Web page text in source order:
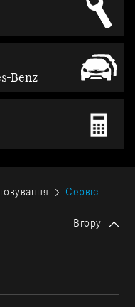
Benz
Сервіс
Вгору